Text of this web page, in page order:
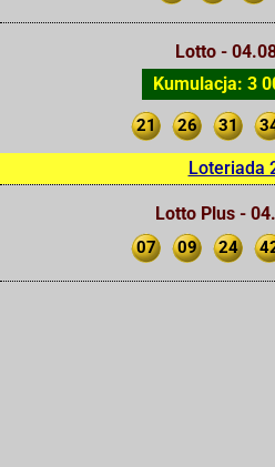
Lotto -
Kumulacja: 3
21 26 31
Loteriada
Lotto Plus -
07 09 24